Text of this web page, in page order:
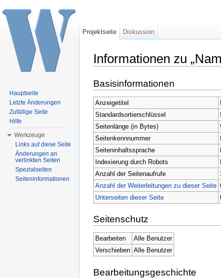
Informationen zu
Basisinformationen
Anzeigetitel
Standardsortierschlüssel
Seitenlänge (in Bytes)
Seitenkennnummer
Seiteninhaltssprache
Indexierung durch Robots
Anzahl der Seitenaufrufe
Anzahl der Weiterleitungen zu dieser Seite
Unterseiten dieser Seite
Seitenschutz
Bearbeiten
Alle Benutzer
Verschieben Alle Benutzer
Bearbeitungsgeschichte
Projektseite Diskussion
Hauptseite
Letzte Änderungen
Zufällige Seite
Hilfe
Werkzeuge
Links auf diese Seite
Änderungen an
verlinkten Seiten
Spezialseiten
Seiteninformationen